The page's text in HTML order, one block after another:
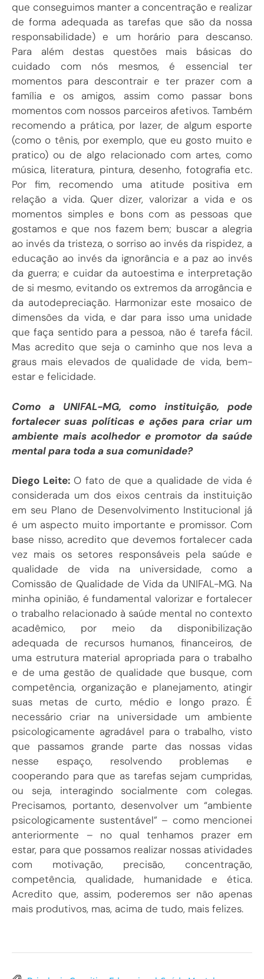
que conseguimos manter a concentração e realizar
de forma adequada as tarefas que são da nossa
responsabilidade) e um horário para descanso.
Para além destas questões mais básicas do
cuidado com nós mesmos, é essencial ter
momentos para descontrair e ter prazer com a
família e os amigos, assim como passar bons
momentos com nossos parceiros afetivos. Também
recomendo a prática, por lazer, de algum esporte
(como o tênis, por exemplo, que eu gosto muito e
pratico) ou de algo relacionado com artes, como
música, literatura, pintura, desenho, fotografia etc.
Por fim, recomendo uma atitude positiva em
relação a vida. Quer dizer, valorizar a vida e os
momentos simples e bons com as pessoas que
gostamos e que nos fazem bem; buscar a alegria
ao invés da tristeza, o sorriso ao invés da rispidez, a
educação ao invés da ignorância e a paz ao invés
da guerra; e cuidar da autoestima e interpretação
de si mesmo, evitando os extremos da arrogância e
da autodepreciação. Harmonizar este mosaico de
dimensões da vida, e dar para isso uma unidade
que faça sentido para a pessoa, não é tarefa fácil.
Mas acredito que seja o caminho que nos leva a
graus mais elevados de qualidade de vida, bem-
estar e felicidade.
Como a UNIFAL-MG, como instituição, pode
fortalecer suas políticas e ações para criar um
ambiente mais acolhedor e promotor da saúde
mental para toda a sua comunidade?
Diego Leite:O fato de que a qualidade de vida é
considerada um dos eixos centrais da instituição
em seu Plano de Desenvolvimento Institucional já
é um aspecto muito importante e promissor. Com
base nisso, acredito que devemos fortalecer cada
vez mais os setores responsáveis pela saúde e
qualidade de vida na universidade, como a
Comissão de Qualidade de Vida da UNIFAL-MG. Na
minha opinião, é fundamental valorizar e fortalecer
o trabalho relacionado à saúde mental no contexto
acadêmico, por meio da disponibilização
adequada de recursos humanos, financeiros, de
uma estrutura material apropriada para o trabalho
e de uma gestão de qualidade que busque, com
competência, organização e planejamento, atingir
suas metas de curto, médio e longo prazo. É
necessário criar na universidade um ambiente
psicologicamente agradável para o trabalho, visto
que passamos grande parte das nossas vidas
nesse espaço, resolvendo problemas e
cooperando para que as tarefas sejam cumpridas,
ou seja, interagindo socialmente com colegas.
Precisamos, portanto, desenvolver um “ambiente
psicologicamente sustentável” – como mencionei
anteriormente – no qual tenhamos prazer em
estar, para que possamos realizar nossas atividades
com motivação, precisão, concentração,
competência, qualidade, humanidade e ética.
Acredito que, assim, poderemos ser não apenas
mais produtivos, mas, acima de tudo, mais felizes.